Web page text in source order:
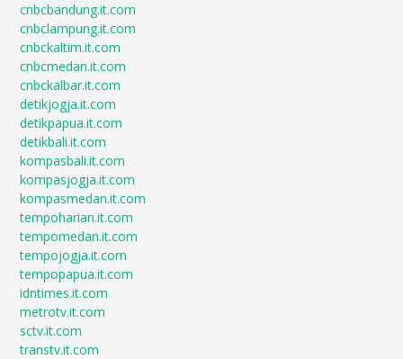
cnbcbandung.it.com
cnbclampung.it.com
cnbckaltim.it.com
cnbcmedan.it.com
cnbckalbar.it.com
detikjogja.it.com
detikpapua.it.com
detikbali.it.com
kompasbali.it.com
kompasjogja.it.com
kompasmedan.it.com
tempoharian.it.com
tempomedan.it.com
tempojogja.it.com
tempopapua.it.com
idntimes.it.com
metrotv.it.com
sctv.it.com
transtv.it.com